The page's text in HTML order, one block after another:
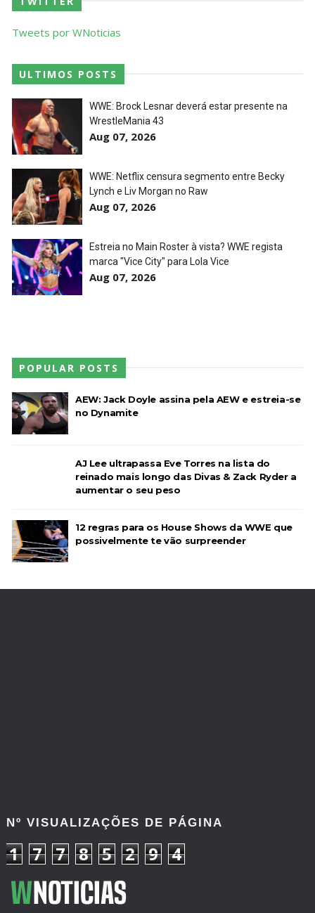
Tweets por WNoticias
ULTIMOS POSTS
WWE: Brock Lesnar deverá estar presente na
WrestleMania 43
Aug 07, 2026
WWE: Netflix censura segmento entre Becky
Lynch e Liv Morgan no Raw
Aug 07, 2026
Estreia no Main Roster à vista? WWE regista
marca "Vice City" para Lola Vice
Aug 07, 2026
POPULAR POSTS
AEW: Jack Doyle assina pela AEW e estreia-se
no Dynamite
AJ Lee ultrapassa Eve Torres na lista do
reinado mais longo das Divas & Zack Ryder a
aumentar o seu peso
12 regras para os House Shows da WWE que
possivelmente te vão surpreender
Nº VISUALIZAÇÕES DE PÁGINA
1 7 7 8 5 2 9 4